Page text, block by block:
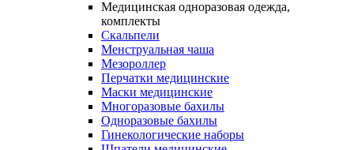
Медицинская одноразовая одежда,
комплекты
Скальпели
Менструальная чаша
Мезороллер
Перчатки медицинские
Маски медицинские
Многоразовые бахилы
Одноразовые бахилы
Гинекологические наборы